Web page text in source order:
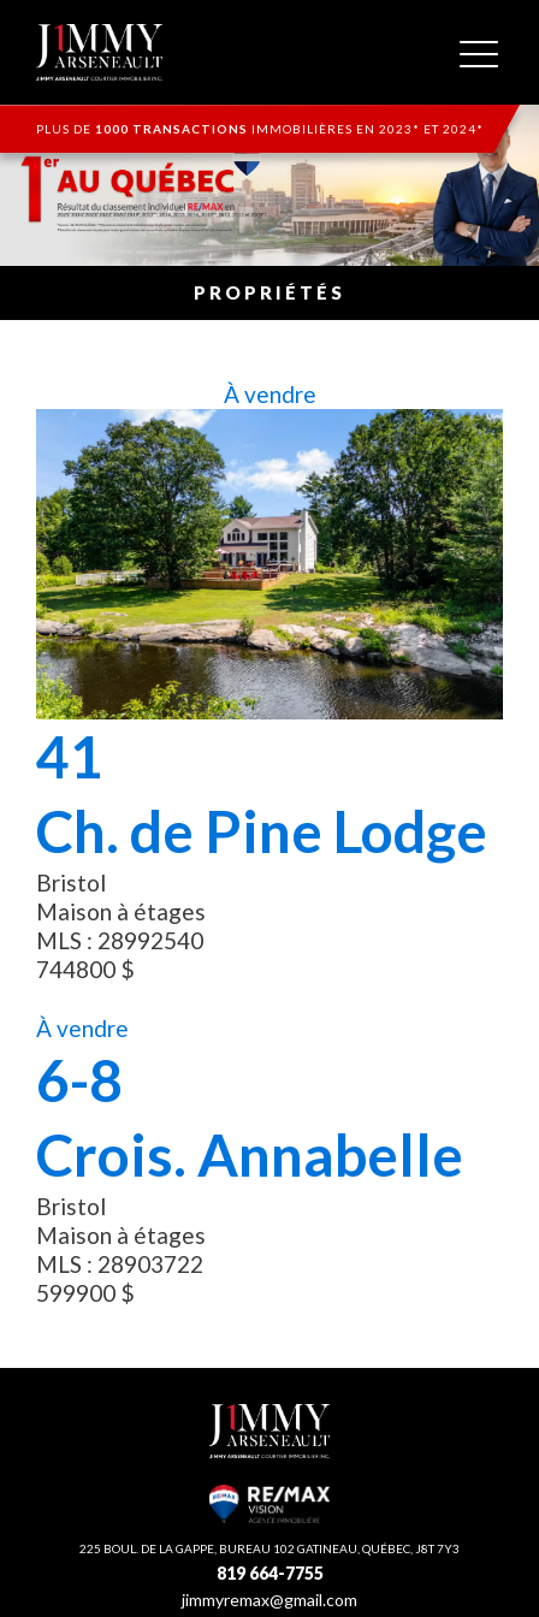
PLUS DE 1000 TRANSACTIONS IMMOBILIÈRES EN 2023* ET 2024*
PROPRIÉTÉS
À vendre
41
Ch. de Pine Lodge
Bristol
Maison à étages
MLS : 28992540
744800 $
À vendre
6-8
Crois. Annabelle
Bristol
Maison à étages
MLS : 28903722
599900 $
225 BOUL. DE LA GAPPE, BUREAU 102 GATINEAU, QUÉBEC, J8T 7Y3
819 664-7755
jimmyremax@gmail.com